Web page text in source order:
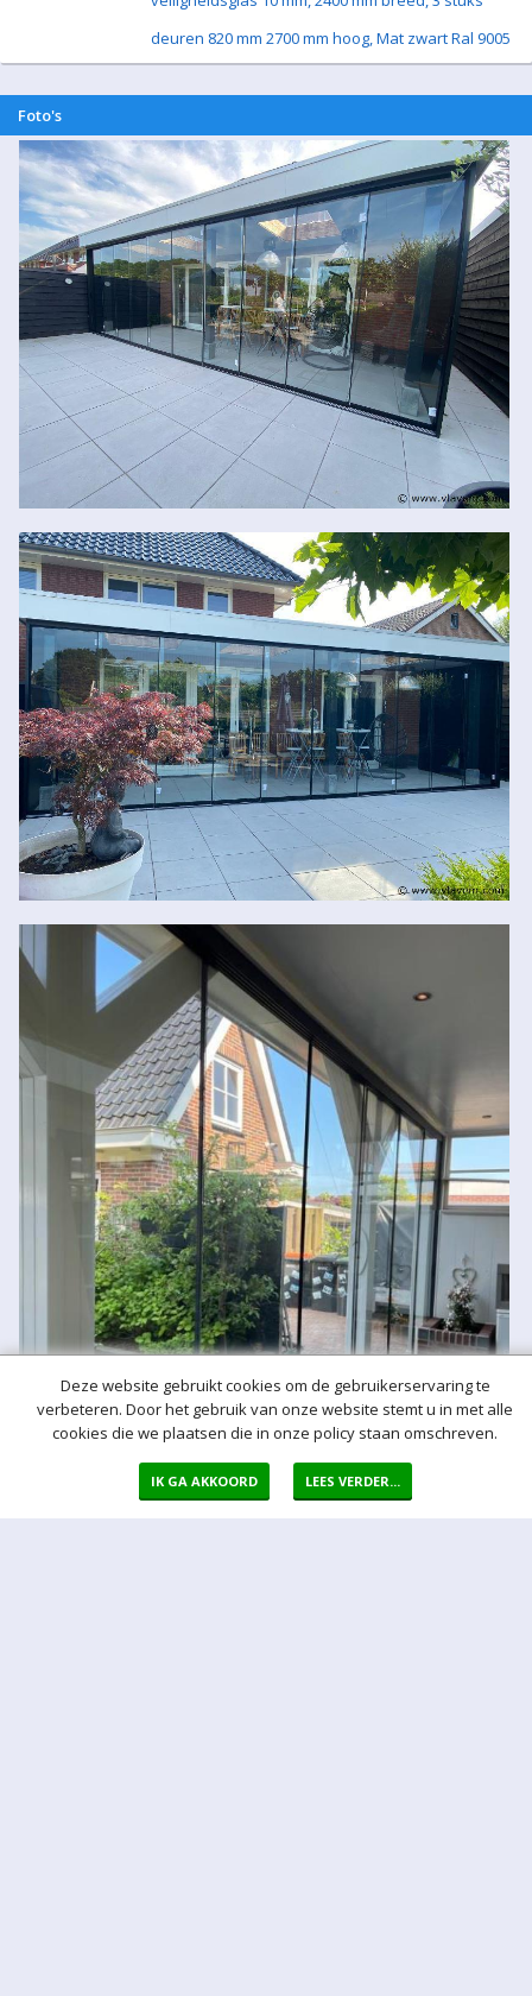
deuren 820 mm 2700 mm hoog, Mat zwart Ral 9005
Foto's
Deze website gebruikt cookies om de gebruikerservaring te
verbeteren. Door het gebruik van onze website stemt u in met alle
cookies die we plaatsen die in onze policy staan omschreven.
IK GA AKKOORD LEES VERDER...